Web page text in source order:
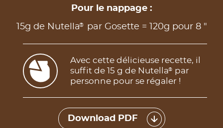
Pour le nappage :
15g de Nutella® par Gosette = 120g pour 8 "
Avec cette délicieuse recette, il
suffit de 15 g de Nutella®
par
personne pour se régaler !
Download PDF